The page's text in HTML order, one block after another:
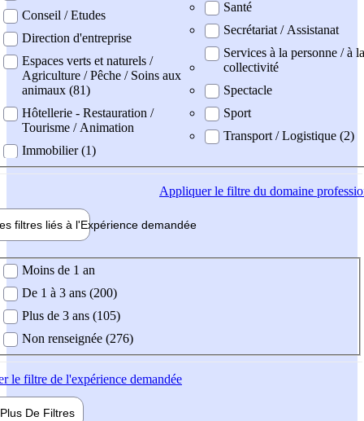
Conseil / Etudes
Direction d'entreprise
Espaces verts et naturels /
Agriculture / Pêche / Soins aux
animaux (81)
Hôtellerie - Restauration /
Tourisme / Animation
Immobilier (1)
Santé
Secrétariat / Assistanat
Services à la personne / à la
collectivité
Spectacle
Sport
Transport / Logistique (2)
Appliquerle filtre du domaine
filtres liés à l'Expérience demandée
demandée
Moins de 1 an
De 1 à 3 ans (200)
Plus de 3 ans (105)
Non renseignée (276)
le filtre de l'expérience demandée
Plus De Filtres